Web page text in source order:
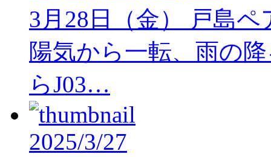
3月28日（金） 戸島
陽気から一転、雨の
らJ03…
2025/3/27